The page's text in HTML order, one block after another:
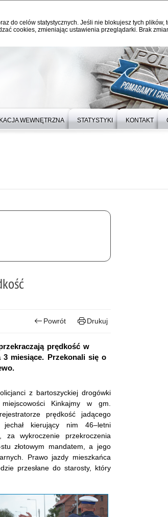
do celów statystycznych. Jeśli nie blokujesz tych plików,
cookies, zmieniając ustawienia przeglądarki. Brak
WEWNĘTRZNA STATYSTYKI KONTAKT
Powrót Drukuj
prędkość w
miesiące. Przekonali się o
z bartoszyckiej drogówki
Kinkajmy w gm.
prędkość jadącego
kierujący nim 46–letni
za wykroczenie przekroczenia
złotowym mandatem, a jego
Prawo jazdy mieszkańca
przesłane do starosty, który